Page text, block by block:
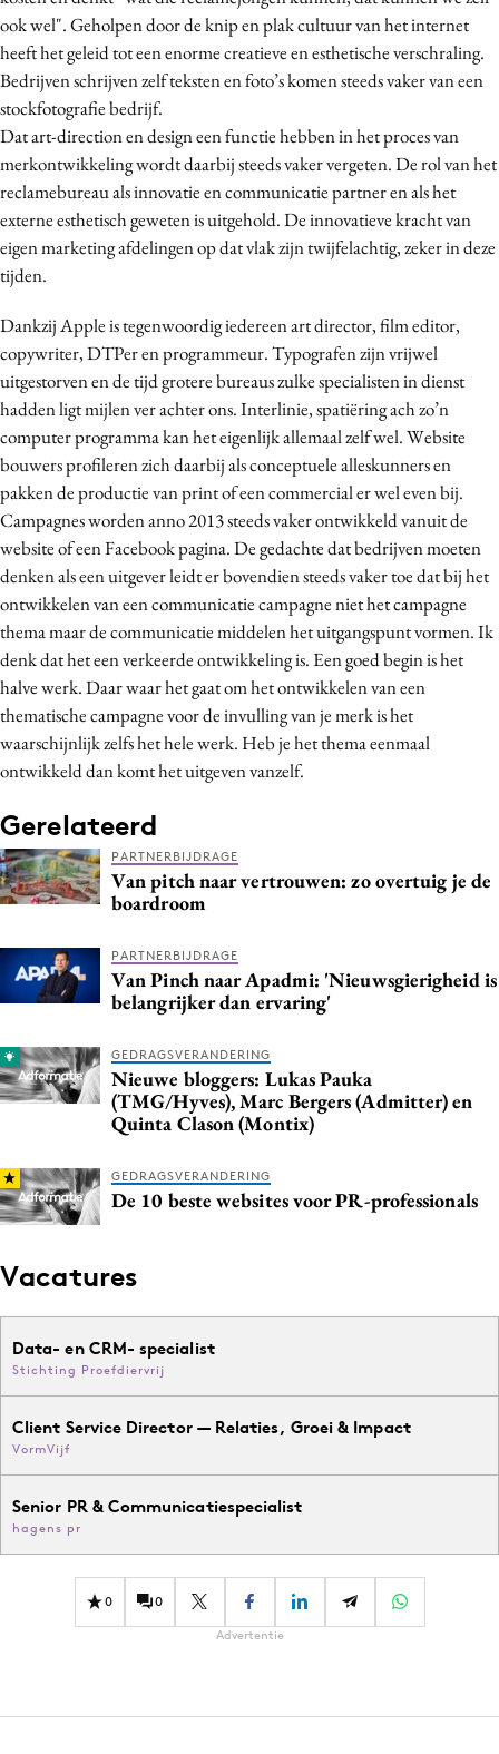
ook wel". Geholpen door de knip en plak cultuur van het internet
heeft het geleid tot een enorme creatieve en esthetische verschraling.
Bedrijven schrijven zelf teksten en foto’s komen steeds vaker van een
stockfotografie bedrijf.
Dat art-direction en design een functie hebben in het proces van
merkontwikkeling wordt daarbij steeds vaker vergeten. De rol van het
reclamebureau als innovatie en communicatie partner en als het
externe esthetisch geweten is uitgehold. De innovatieve kracht van
eigen marketing afdelingen op dat vlak zijn twijfelachtig, zeker in deze
tijden.
Dankzij Apple is tegenwoordig iedereen art director, film editor,
copywriter, DTPer en programmeur. Typografen zijn vrijwel
uitgestorven en de tijd grotere bureaus zulke specialisten in dienst
hadden ligt mijlen ver achter ons. Interlinie, spatiëring ach zo’n
computer programma kan het eigenlijk allemaal zelf wel. Website
bouwers profileren zich daarbij als conceptuele alleskunners en
pakken de productie van print of een commercial er wel even bij.
Campagnes worden anno 2013 steeds vaker ontwikkeld vanuit de
website of een Facebook pagina. De gedachte dat bedrijven moeten
denken als een uitgever leidt er bovendien steeds vaker toe dat bij het
ontwikkelen van een communicatie campagne niet het campagne
thema maar de communicatie middelen het uitgangspunt vormen. Ik
denk dat het een verkeerde ontwikkeling is. Een goed begin is het
halve werk. Daar waar het gaat om het ontwikkelen van een
thematische campagne voor de invulling van je merk is het
waarschijnlijk zelfs het hele werk. Heb je het thema eenmaal
ontwikkeld dan komt het uitgeven vanzelf.
Gerelateerd
PARTNERBIJDRAGE
Van pitch naar vertrouwen: zo overtuig je de
boardroom
PARTNERBIJDRAGE
Van Pinch naar Apadmi: 'Nieuwsgierigheid is
belangrijker dan ervaring'
GEDRAGSVERANDERING
Nieuwe bloggers: Lukas Pauka
(TMG/Hyves), Marc Bergers (Admitter) en
Quinta Clason (Montix)
GEDRAGSVERANDERING
De 10 beste websites voor PR-professionals
Vacatures
Data- en CRM- specialist
Stichting Proefdiervrij
Client Service Director — Relaties, Groei & Impact
VormVijf
Senior PR & Communicatiespecialist
hagens pr
0 0
Advertentie